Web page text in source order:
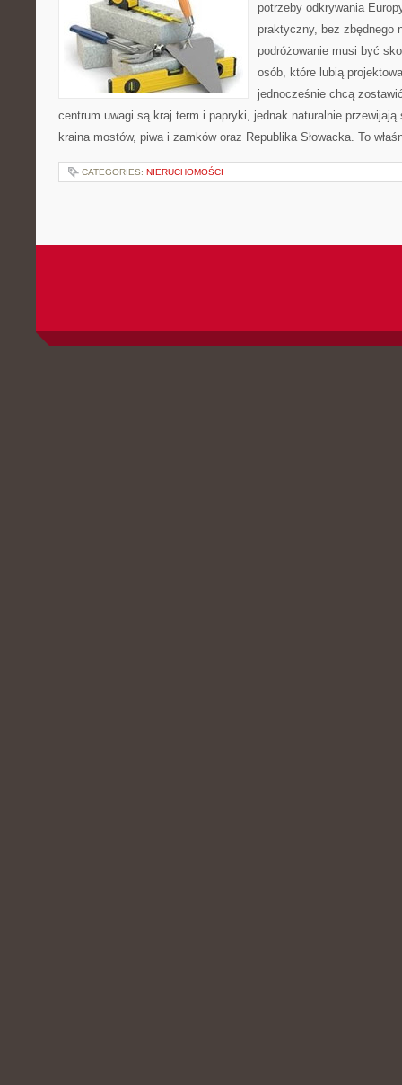
potrzeby odkrywania
praktyczny, bez zbędnego
podróżowanie musi być
osób, które lubią
jednocześnie chcą
centrum uwagi są kraj term i papryki, jednak naturalnie
kraina mostów, piwa i zamków oraz Republika Słowacka. To
CATEGORIES: NIERUCHOMOŚCI